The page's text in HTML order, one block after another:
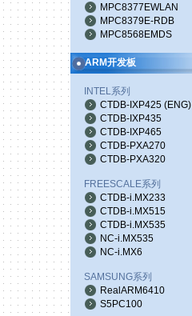
MPC8377EWLAN
MPC8379E-RDB
MPC8568EMDS
ARM开发板
INTEL系列
CTDB-IXP425 (ENG)
CTDB-IXP435
CTDB-IXP465
CTDB-PXA270
CTDB-PXA320
FREESCALE系列
CTDB-i.MX233
CTDB-i.MX515
CTDB-i.MX535
NC-i.MX535
NC-i.MX6
SAMSUNG系列
RealARM6410
S5PC100